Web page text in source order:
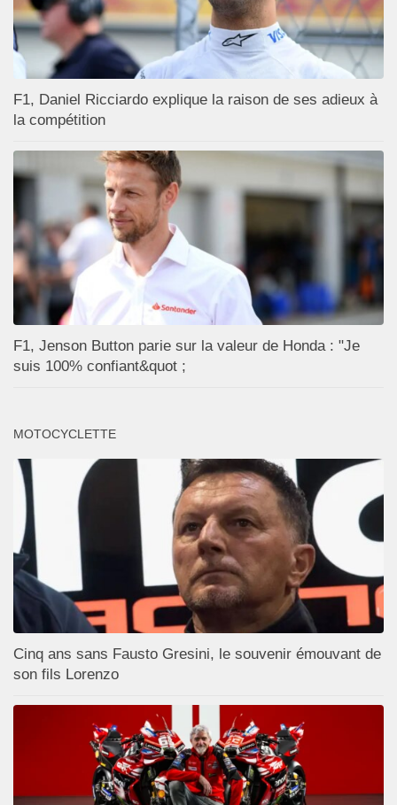
F1, Daniel Ricciardo explique la raison de ses adieux à
la compétition
F1, Jenson Button parie sur la valeur de Honda : "Je
suis 100% confiant&quot ;
MOTOCYCLETTE
Cinq ans sans Fausto Gresini, le souvenir émouvant de
son fils Lorenzo